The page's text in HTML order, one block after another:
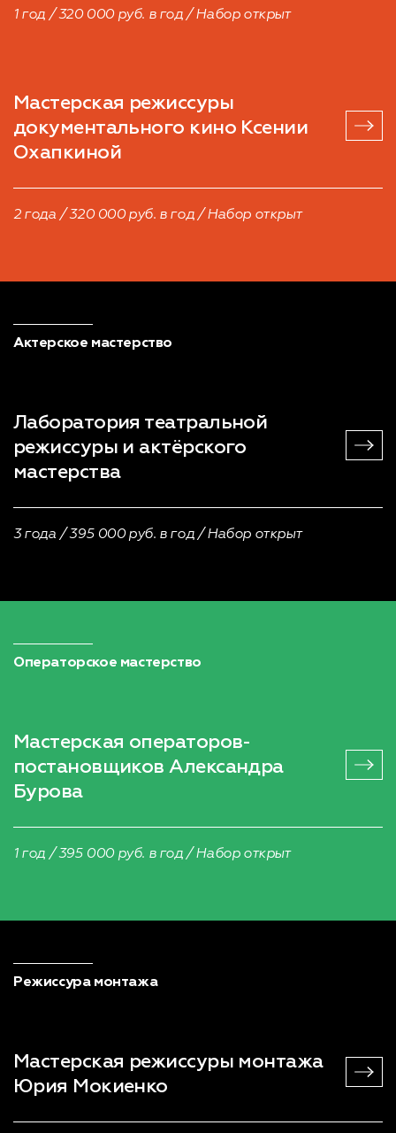
1 год / 320 000 руб. в год / Набор открыт
Мастерская режиссуры
документального кино Ксении
Охапкиной
2 года / 320 000 руб. в год / Набор открыт
Актерское мастерство
Лаборатория театральной
режиссуры и актёрского
мастерства
3 года / 395 000 руб. в год / Набор открыт
Операторское мастерство
Мастерская операторов-
постановщиковАлександра
Бурова
1 год / 395 000 руб. в год / Набор открыт
Режиссура монтажа
Мастерская режиссуры монтажа
Юрия Мокиенко